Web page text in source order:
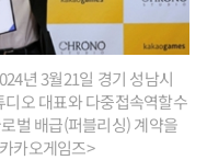
년 3월21일 경기 성남시
오 대표와 다중접속역할수
벌 배급(퍼블리싱) 계약을
카오게임즈>